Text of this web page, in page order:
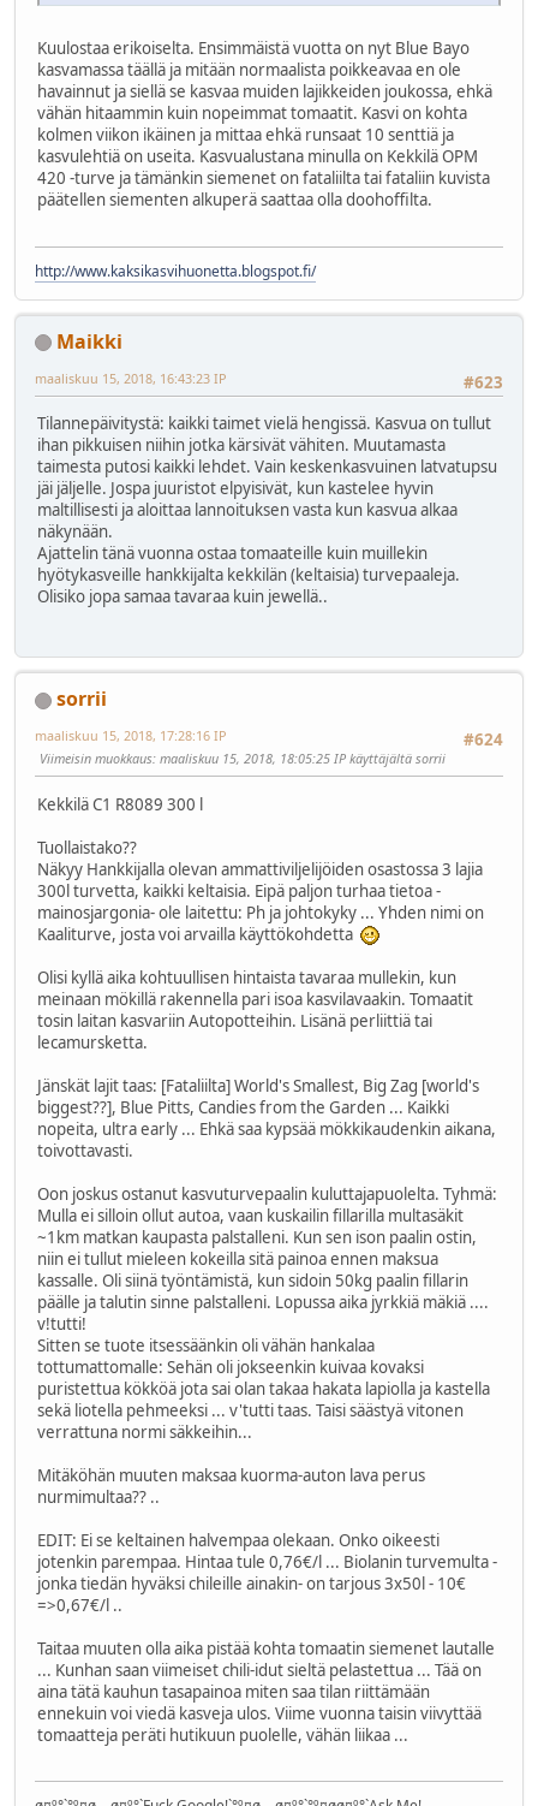
Kuulostaa erikoiselta. Ensimmäistä vuotta on nyt Blue Bayo
kasvamassa täällä ja mitään normaalista poikkeavaa en ole
havainnut ja siellä se kasvaa muiden lajikkeiden joukossa, ehkä
vähän hitaammin kuin nopeimmat tomaatit. Kasvi on kohta
kolmen viikon ikäinen ja mittaa ehkä runsaat 10 senttiä ja
kasvulehtiä on useita. Kasvualustana minulla on Kekkilä OPM
420 -turve ja tämänkin siemenet on fataliilta tai fataliin kuvista
päätellen siementen alkuperä saattaa olla doohoffilta.
http://www.kaksikasvihuonetta.blogspot.fi/
Maikki
#623
maaliskuu 15, 2018, 16:43:23 IP
Tilannepäivitystä: kaikki taimet vielä hengissä. Kasvua on tullut
ihan pikkuisen niihin jotka kärsivät vähiten. Muutamasta
taimesta putosi kaikki lehdet. Vain keskenkasvuinen latvatupsu
jäi jäljelle. Jospa juuristot elpyisivät, kun kastelee hyvin
maltillisesti ja aloittaa lannoituksen vasta kun kasvua alkaa
näkynään.
Ajattelin tänä vuonna ostaa tomaateille kuin muillekin
hyötykasveille hankkijalta kekkilän (keltaisia) turvepaaleja.
Olisiko jopa samaa tavaraa kuin jewellä..
sorrii
#624
maaliskuu 15, 2018, 17:28:16 IP
Viimeisin muokkaus: maaliskuu 15, 2018, 18:05:25 IP käyttäjältä sorrii
Kekkilä C1 R8089 300 l
Tuollaistako??
Näkyy Hankkijalla olevan ammattiviljelijöiden osastossa 3 lajia
300l turvetta, kaikki keltaisia. Eipä paljon turhaa tietoa -
mainosjargonia- ole laitettu: Ph ja johtokyky ... Yhden nimi on
Kaaliturve, josta voi arvailla käyttökohdetta
Olisi kyllä aika kohtuullisen hintaista tavaraa mullekin, kun
meinaan mökillä rakennella pari isoa kasvilavaakin. Tomaatit
tosin laitan kasvariin Autopotteihin. Lisänä perliittiä tai
lecamursketta.
Jänskät lajit taas: [Fataliilta] World's Smallest, Big Zag [world's
biggest??], Blue Pitts, Candies from the Garden ... Kaikki
nopeita, ultra early ... Ehkä saa kypsää mökkikaudenkin aikana,
toivottavasti.
Oon joskus ostanut kasvuturvepaalin kuluttajapuolelta. Tyhmä:
Mulla ei silloin ollut autoa, vaan kuskailin fillarilla multasäkit
~1km matkan kaupasta palstalleni. Kun sen ison paalin ostin,
niin ei tullut mieleen kokeilla sitä painoa ennen maksua
kassalle. Oli siinä työntämistä, kun sidoin 50kg paalin fillarin
päälle ja talutin sinne palstalleni. Lopussa aika jyrkkiä mäkiä ....
v!tutti!
Sitten se tuote itsessäänkin oli vähän hankalaa
tottumattomalle: Sehän oli jokseenkin kuivaa kovaksi
puristettua kökköä jota sai olan takaa hakata lapiolla ja kastella
sekä liotella pehmeeksi ... v'tutti taas. Taisi säästyä vitonen
verrattuna normi säkkeihin...
Mitäköhän muuten maksaa kuorma-auton lava perus
nurmimultaa?? ..
EDIT: Ei se keltainen halvempaa olekaan. Onko oikeesti
jotenkin parempaa. Hintaa tule 0,76€/l ... Biolanin turvemulta -
jonka tiedän hyväksi chileille ainakin- on tarjous 3x50l - 10€
=>0,67€/l ..
Taitaa muuten olla aika pistää kohta tomaatin siemenet lautalle
... Kunhan saan viimeiset chili-idut sieltä pelastettua ... Tää on
aina tätä kauhun tasapainoa miten saa tilan riittämään
ennekuin voi viedä kasveja ulos. Viime vuonna taisin viivyttää
tomaatteja peräti hutikuun puolelle, vähän liikaa ...